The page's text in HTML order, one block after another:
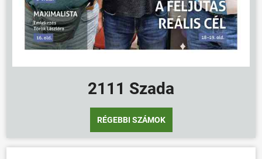
2111 Szada
RÉGEBBI SZÁMOK